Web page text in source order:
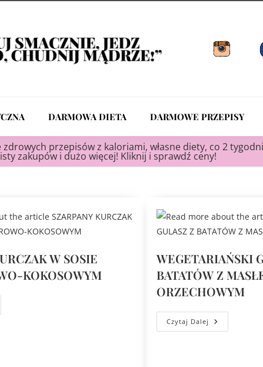
DARMOWA DIETA DARMOWE PRZEPISY
zdrowych przepisów z kaloriami, własne diety, co 2
zakupów i dużo więcej! Kliknij i sprawdź ceny!
W SOSIE
KOKOSOWYM
WEGETARIAŃSKI
BATATÓW Z
ORZECHOWYM
Czytaj Dalej